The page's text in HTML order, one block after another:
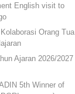
English visit to
Orang Tua
Ajaran 2026/2027
5th Winner of